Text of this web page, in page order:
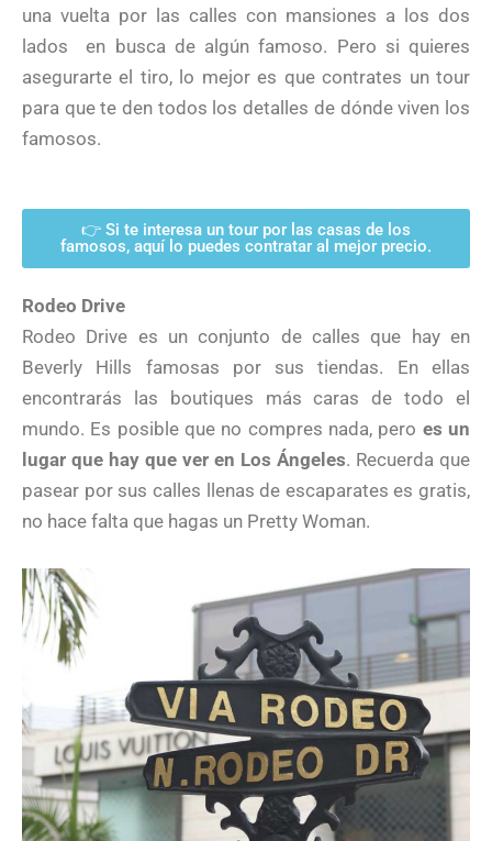
una vuelta por las calles con mansiones a los dos
lados
en busca de algún famoso. Pero si quieres
asegurarte el tiro, lo mejor es que contrates un tour
para que te den todos los detalles de dónde viven los
famosos.
👉 Si te interesa un tour por las casas de los
famosos, aquí lo puedes contratar al mejor precio.
Rodeo Drive
Rodeo Drive es un conjunto de calles que hay en
Beverly Hills famosas por sus tiendas. En ellas
encontrarás las boutiques más caras de todo el
mundo. Es posible que no compres nada, pero es un
lugar que hay que ver en Los Ángeles. Recuerda que
pasear por sus calles llenas de escaparates es gratis,
no hace falta que hagas un Pretty Woman.